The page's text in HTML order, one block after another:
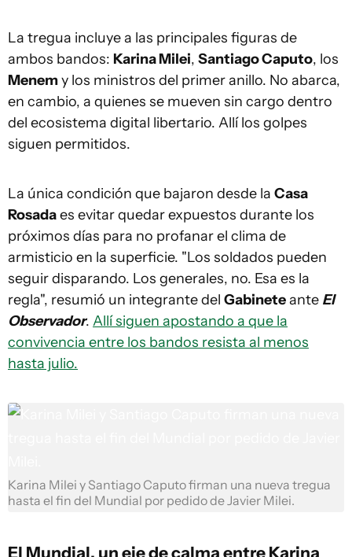
La tregua incluye a las principales figuras de
ambos bandos: Karina Milei, Santiago Caputo, los
Menemy los ministros del primer anillo. No abarca,
en cambio, a quienes se mueven sin cargo dentro
del ecosistema digital libertario. Allí los golpes
siguen permitidos.
La única condición que bajaron desde la Casa
Rosadaes evitar quedar expuestos durante los
próximos días para no profanar el clima de
armisticio en la superficie. "Los soldados pueden
seguir disparando. Los generales, no. Esa es la
regla", resumió un integrante del Gabineteante El
Observador. Allí siguen apostando a que la
convivencia entre los bandos resista al menos
hasta julio.
Karina Milei y Santiago Caputo firman una nueva tregua
hasta el fin del Mundial por pedido de Javier Milei.
El Mundial, un eje de calma entre Karina